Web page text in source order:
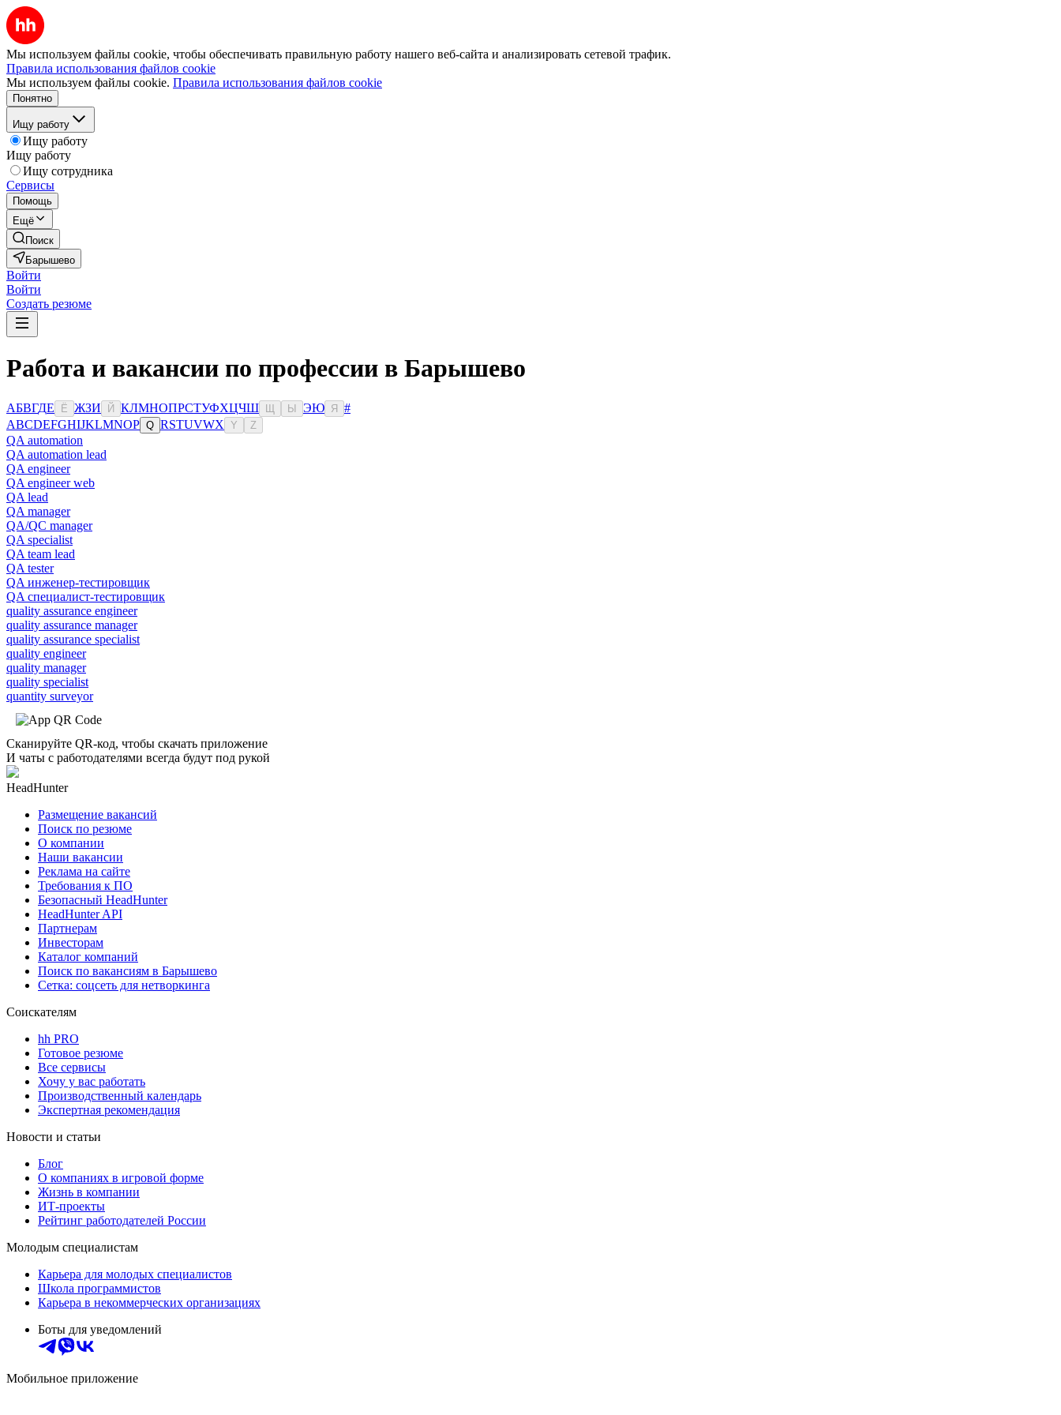
Мы используем файлы cookie, чтобы обеспечивать правильную работу нашего веб-сайта и анализировать сетевой трафик.
Правила использования файлов cookie
Мы используем файлы cookie. Правила использования файлов cookie
Понятно
Ищу работу
Ищу работу
Ищу работу
Ищу сотрудника
Сервисы
Помощь
Ещё
Поиск
Барышево
Войти
Войти
Создать резюме
Работа и вакансии по профессии в Барышево
АБВГДЕ Ё ЖЗИ Й КЛМНОПРСТУФХЦЧШ Ы ЭЮ Я
#
ABCDEFGHIJKLMNOP Q RSTUVWX Y Z
QA automation
QA automation lead
QA engineer
QA engineer web
QA lead
QA manager
QA/QC manager
QA specialist
QA team lead
QA tester
QA инженер-тестировщик
QA специалист-тестировщик
quality assurance engineer
quality assurance manager
quality assurance specialist
quality engineer
quality manager
quality specialist
quantity surveyor
Сканируйте QR-код, чтобы скачать приложение
И чаты с работодателями всегда будут под рукой
HeadHunter
Размещение вакансий
Поиск по резюме
О компании
Наши вакансии
Реклама на сайте
Требования к ПО
Безопасный HeadHunter
HeadHunter API
Партнерам
Инвесторам
Каталог компаний
Поиск по вакансиям в Барышево
Сетка: соцсеть для нетворкинга
Соискателям
hh PRO
Готовое резюме
Все сервисы
Хочу у вас работать
Производственный календарь
Экспертная рекомендация
Новости и статьи
Блог
О компаниях в игровой форме
Жизнь в компании
ИТ-проекты
Рейтинг работодателей России
Молодым специалистам
Карьера для молодых специалистов
Школа программистов
Карьера в некоммерческих организациях
Боты для уведомлений
Мобильное приложение